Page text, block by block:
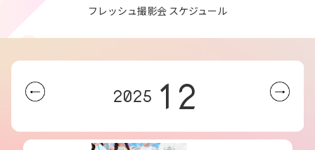
フレッシュ撮影会 スケジュール
2025 12